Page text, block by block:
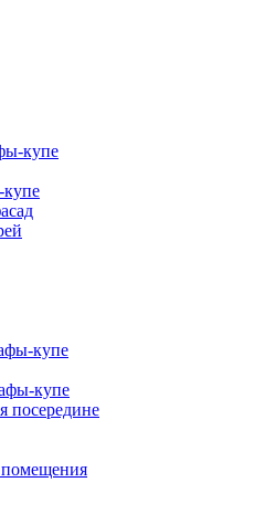
купе
купе
купе
посередине
помещения